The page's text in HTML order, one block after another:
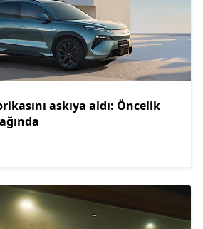
askıya aldı: Öncelik